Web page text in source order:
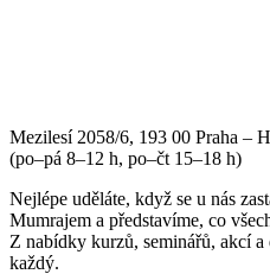
Mezilesí 2058/6, 193 00 Praha –
(po–pá 8–12 h, po–čt 15–18 h)
Nejlépe uděláte, když se u nás
Mumrajem a představíme, co
Z nabídky kurzů, seminářů, akcí
každý.